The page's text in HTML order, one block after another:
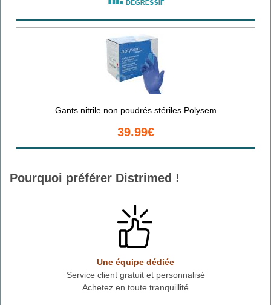
Gants nitrile non poudrés stériles Polysem
39.99€
Pourquoi préférer Distrimed !
Une équipe dédiée
Service client gratuit et personnalisé
Achetez en toute tranquillité